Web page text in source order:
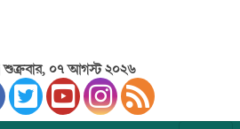
শুক্রবার, ০৭ আগস্ট ২০২৬